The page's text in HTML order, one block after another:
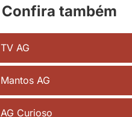
Confira também
TV AG
Mantos AG
AG Curioso